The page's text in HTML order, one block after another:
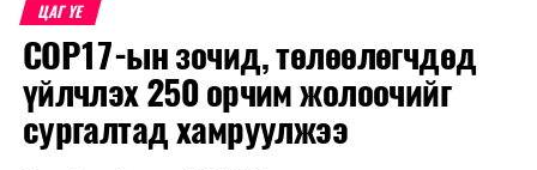
нэгжүүдтэй уулзалт зохион байгуулан , ажлаа
эрчимжүүлж батлагдсан зураг төсвийн дагуу
чанартай ажил хийж гүйцэтгэх талаар хугацаатай
чиглэл өглөө. Хугацаанд ажлаа гүйцэтгээгүй,
гаргасан алдаагаа залруулаагүй тохиолдолд гэрээ
ЦАГ ҮЕ
COP17-ын зочид, төлөөлөгчдөд
үйлчлэх 250 орчим жолоочийг
сургалтад хамруулжээ